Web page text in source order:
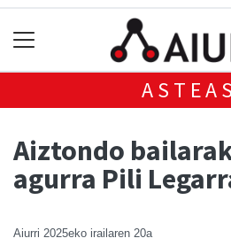
Aiztondo
agurra Pili
Aiurri 2025eko irailaren 20a